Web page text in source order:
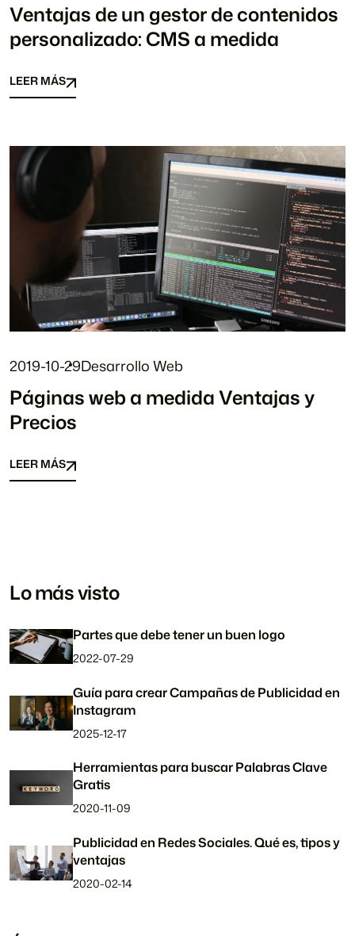
Ventajas de un gestor de contenidos
personalizado: CMS a medida
LEER MÁS
LEER MÁS
2019-10-29Desarrollo Web
Páginas web a medida Ventajas y
Precios
LEER MÁS
LEER MÁS
Lo más visto
Partes que debe tener un buen logo
2022-07-29
Guía para crear Campañas de Publicidad en
Instagram
2025-12-17
Herramientas para buscar Palabras Clave
Gratis
2020-11-09
Publicidad en Redes Sociales. Qué es, tipos y
ventajas
2020-02-14